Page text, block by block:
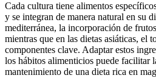
Cada cultura tiene alimentos
y se integran de manera natural en su
mediterránea, la incorporación de
mientras que en las dietas asiáticas, el
componentes clave. Adaptar estos
los hábitos alimenticios puede facilitar
mantenimiento de una dieta rica en